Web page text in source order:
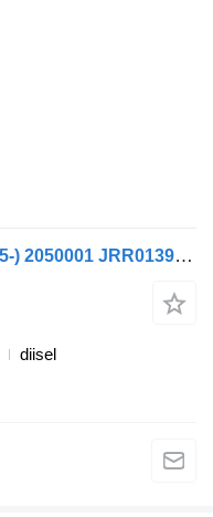
Reaktiivvarras DAF XF105 (01.05-) 2050001 JRR0139 tüübi jaoks sadulveoki DAF XF95, XF105 (2001-2014)
diisel